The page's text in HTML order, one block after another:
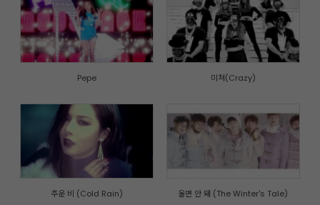
Pepe 미쳐(Crazy)
추운 비 (Cold Rain) 울면 안 돼 (The Winter's Tale)